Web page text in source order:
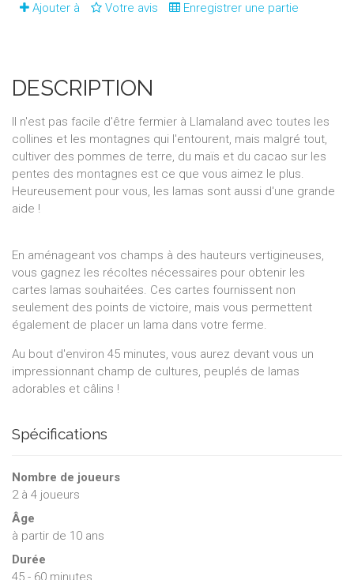
Ajouter à Votre avis Enregistrer une partie
DESCRIPTION
Il n'est pas facile d'être fermier à Llamaland avec toutes les
collines et les montagnes qui l'entourent, mais malgré tout,
cultiver des pommes de terre, du maïs et du cacao sur les
pentes des montagnes est ce que vous aimez le plus.
Heureusement pour vous, les lamas sont aussi d'une grande
aide !
En aménageant vos champs à des hauteurs vertigineuses,
vous gagnez les récoltes nécessaires pour obtenir les
cartes lamas souhaitées. Ces cartes fournissent non
seulement des points de victoire, mais vous permettent
également de placer un lama dans votre ferme.
Au bout d'environ 45 minutes, vous aurez devant vous un
impressionnant champ de cultures, peuplés de lamas
adorables et câlins !
Spécifications
Nombre de joueurs
2à 4 joueurs
Âge
à partir de 10 ans
Durée
45 - 60 minutes